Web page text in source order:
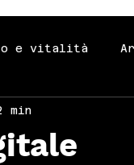
e vitalità
min